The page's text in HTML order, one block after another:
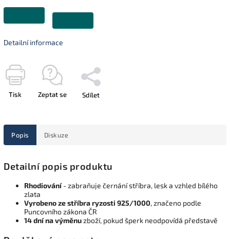
Detailní informace
Tisk Zeptat se Sdílet
Popis Diskuze
Detailní popis produktu
Rhodiování- zabraňuje černání stříbra, lesk a vzhled bílého
zlata
Vyrobeno ze stříbra ryzosti 925/1000, značeno podle
Puncovního zákona ČR
14 dní na výměnuzboží, pokud šperk neodpovídá představě